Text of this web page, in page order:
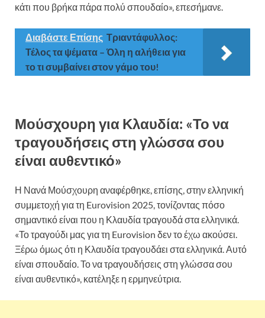
κάτι που βρήκα πάρα πολύ σπουδαίο», επεσήμανε.
Διαβάστε Επίσης Τριαντάφυλλος:
Τέλος τα ψέματα – Όλη η αλήθεια για
το τι συμβαίνει στον γάμο του!
Μούσχουρη για Κλαυδία: «Το να
τραγουδήσεις στη γλώσσα σου
είναι αυθεντικό»
Η Νανά Μούσχουρη αναφέρθηκε, επίσης, στην ελληνική
συμμετοχή για τη Eurovision 2025, τονίζοντας πόσο
σημαντικό είναι που η Κλαυδία τραγουδά στα ελληνικά.
«Το τραγούδι μας για τη Eurovision δεν το έχω ακούσει.
Ξέρω όμως ότι η Κλαυδία τραγουδάει στα ελληνικά. Αυτό
είναι σπουδαίο. Το να τραγουδήσεις στη γλώσσα σου
είναι αυθεντικό», κατέληξε η ερμηνεύτρια.